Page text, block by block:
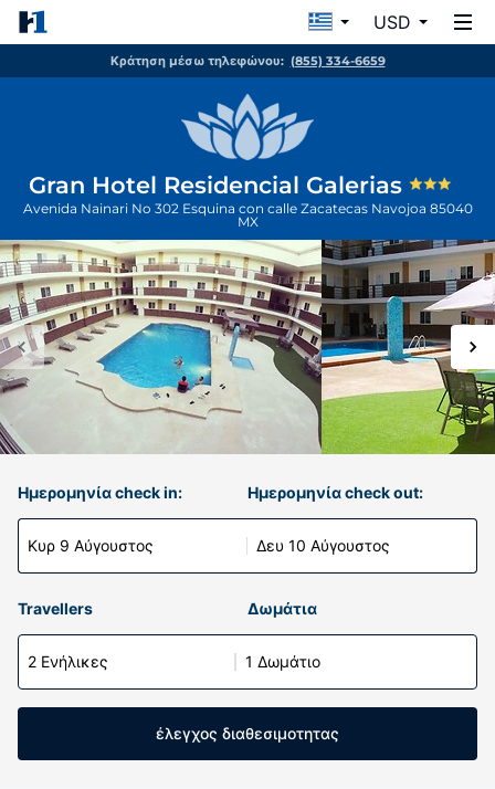
USD
Κράτηση μέσω τηλεφώνου: (855) 334-6659
Gran Hotel Residencial Galerias
Avenida Nainari No 302 Esquina con calle Zacatecas Navojoa 85040
MX
Ημερομηνία check in:
Κυρ 9 Αύγουστος
Ημερομηνία check out:
Δευ 10 Αύγουστος
Travellers Δωμάτια
2 Ενήλικες 1 Δωμάτιο
έλεγχος διαθεσιμοτητας